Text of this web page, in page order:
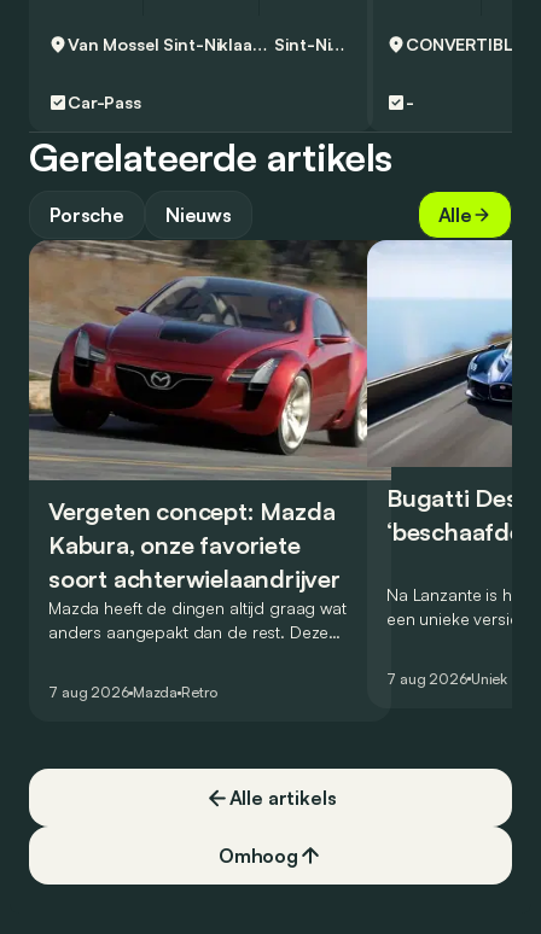
Van Mossel Sint-Niklaas - Audi Sint-Niklaas
Car-Pass -
Gerelateerde artikels
Porsche Nieuws Alle
Vergeten concept: Mazda
Kabura, onze favoriete
soort achterwielaandrijver
Mazda heeft de dingen altijd graag wat
anders aangepakt dan de rest. Deze
7 aug 2026 Mazda Retro
Bugatti
‘beschaafde’
Na Lanzante is het
een unieke versie
7 aug 2026 Uniek
Alle artikels
Omhoog